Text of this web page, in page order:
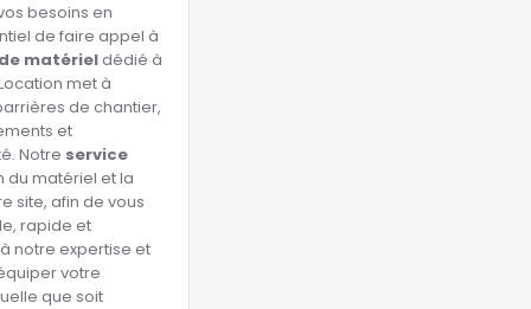
besoins en
de faire appel à
matériel dédié à
met à
de chantier,
et
Notre service
du matériel et la
site, afin de vous
rapide et
notre expertise et
votre
que soit